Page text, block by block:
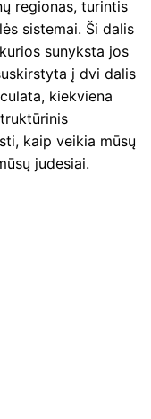
regionas, turintis
sistemai. Ši dalis
sunyksta jos
į dvi dalis
kiekviena
kaip veikia mūsų
judesiai.